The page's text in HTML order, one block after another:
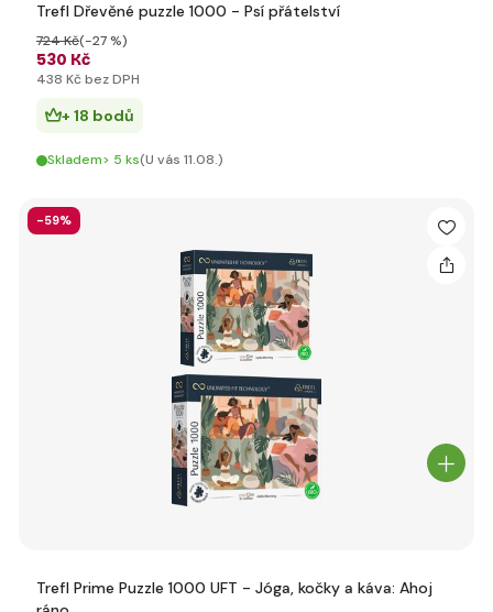
Trefl Dřevěné puzzle 1000 - Psí přátelství
530 Kč
724 Kč(-27 %)
438 Kč bez DPH
+ 18 bodů
Skladem> 5 ks(U vás 11.08.)
-59%
Trefl Prime Puzzle 1000 UFT - Jóga, kočky a káva: Ahoj